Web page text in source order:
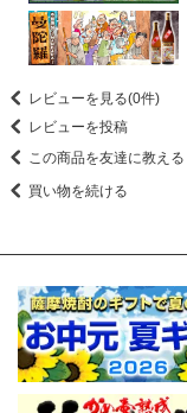
レビューを見る(0件)
レビューを投稿
この商品を友達に教える
買い物を続ける